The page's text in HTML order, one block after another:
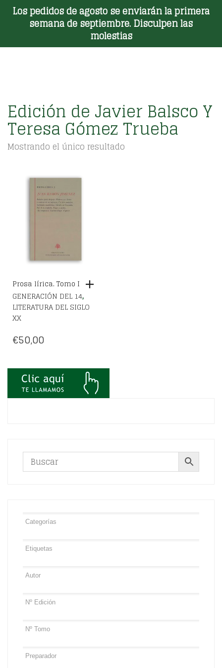
Los pedidos de agosto se enviarán la primera
semana de septiembre. Disculpen las
molestias
Toggle Menu
Edición de Javier Balsco Y
Teresa Gómez Trueba
Mostrando el único resultado
Prosa lírica. Tomo I
GENERACIÓN DEL 14,
LITERATURA DEL SIGLO
XX
€50,00